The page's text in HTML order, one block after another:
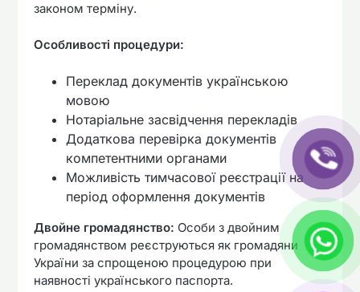
законом терміну.
Особливості процедури:
Переклад документів українською
мовою
Нотаріальне засвідчення перекладів
Додаткова перевірка документів
компетентними органами
Можливість тимчасової реєстрації на
період оформлення документів
Двойне громадянство: Особи з двойним
громадянством реєструються як громадяни
України за спрощеною процедурою при
наявності українського паспорта.